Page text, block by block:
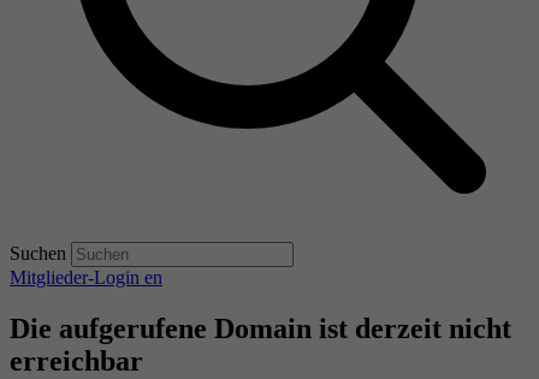
Suchen
Mitglieder-Login en
Die aufgerufene Domain ist derzeit nicht
erreichbar